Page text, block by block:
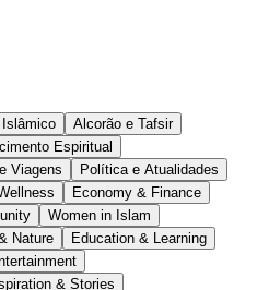
Alcorão e Tafsir
Espiritual
Viagens
Política e Atualidades
Economy & Finance
Women in Islam
Nature
Education & Learning
& Stories